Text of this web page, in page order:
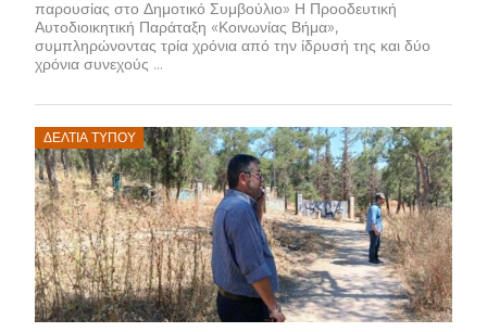
παρουσίας στο Δημοτικό Συμβούλιο» Η Προοδευτική
Αυτοδιοικητική Παράταξη «Κοινωνίας Βήμα»,
συμπληρώνοντας τρία χρόνια από την ίδρυσή της και δύο
χρόνια συνεχούς ...
ΔΕΛΤΊΑ ΤΎΠΟΥ
Posted
on